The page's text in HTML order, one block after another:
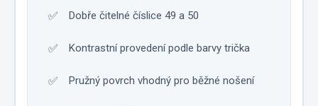
Dobře čitelné číslice 49 a 50
Kontrastní provedení podle barvy trička
Pružný povrch vhodný pro běžné nošení